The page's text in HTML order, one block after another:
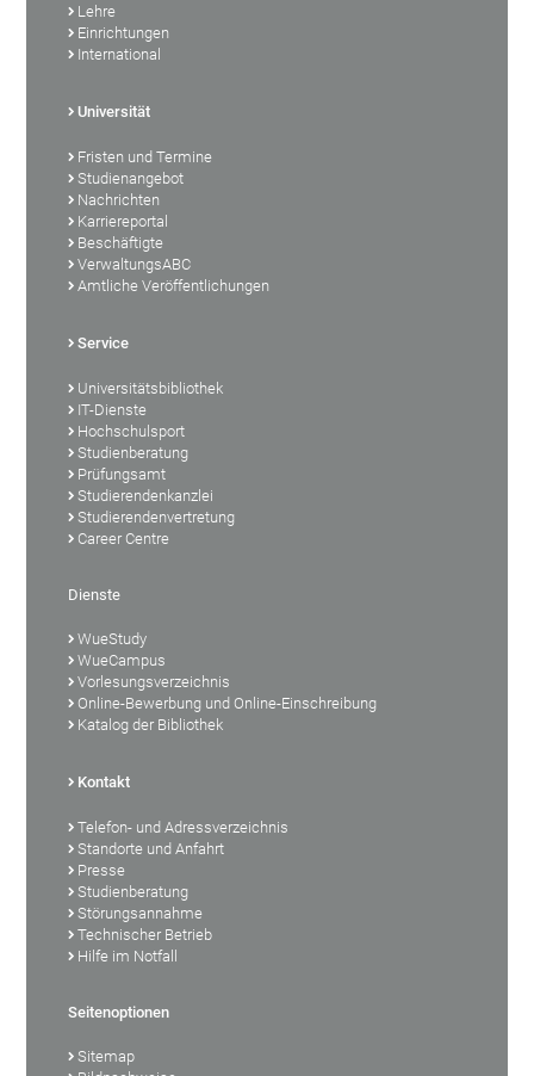
Lehre
Einrichtungen
International
Universität
Fristen und Termine
Studienangebot
Nachrichten
Karriereportal
Beschäftigte
VerwaltungsABC
Amtliche Veröffentlichungen
Service
Universitätsbibliothek
IT-Dienste
Hochschulsport
Studienberatung
Prüfungsamt
Studierendenkanzlei
Studierendenvertretung
Career Centre
Dienste
WueStudy
WueCampus
Vorlesungsverzeichnis
Online-Bewerbung und Online-Einschreibung
Katalog der Bibliothek
Kontakt
Telefon- und Adressverzeichnis
Standorte und Anfahrt
Presse
Studienberatung
Störungsannahme
Technischer Betrieb
Hilfe im Notfall
Seitenoptionen
Sitemap